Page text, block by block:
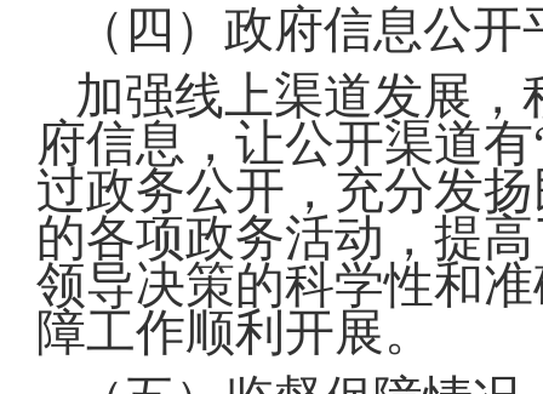
（四）政府信息公
加强线上渠道发展
府信息，让公开渠道
过政务公开，充分发
的各项政务活动，提
领导决策的科学性和
障工作顺利开展。